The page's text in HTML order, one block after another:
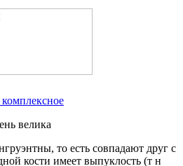
то есть совпадают друг с
кости имеет выпуклость (т н